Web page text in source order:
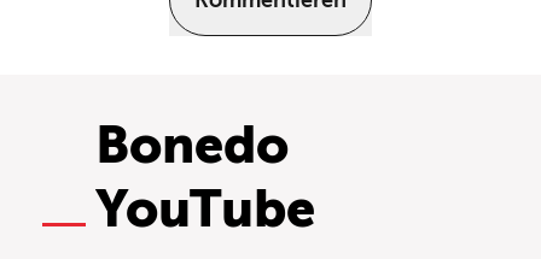
Bonedo
YouTube